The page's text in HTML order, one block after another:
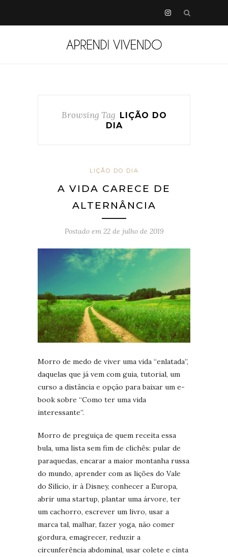
Browsing Tag LIÇÃO DO
DIA
LIÇÃO DO DIA
A VIDA CARECE DE
ALTERNÂNCIA
Postado em 22 de julho de 2019
Morro de medo de viver uma vida “enlatada”,
daquelas que já vem com guia, tutorial, um
curso a distância e opção para baixar um e-
book sobre “Como ter uma vida
interessante”.
Morro de preguiça de quem receita essa
bula, uma lista sem fim de clichês: pular de
paraquedas, encarar a maior montanha russa
do mundo, aprender com as lições do Vale
do Silício, ir à Disney, conhecer a Europa,
abrir uma startup, plantar uma árvore, ter
um cachorro, escrever um livro, usar a
marca tal, malhar, fazer yoga, não comer
gordura, emagrecer, reduzir a
circunferência abdominal, usar colete e cinta